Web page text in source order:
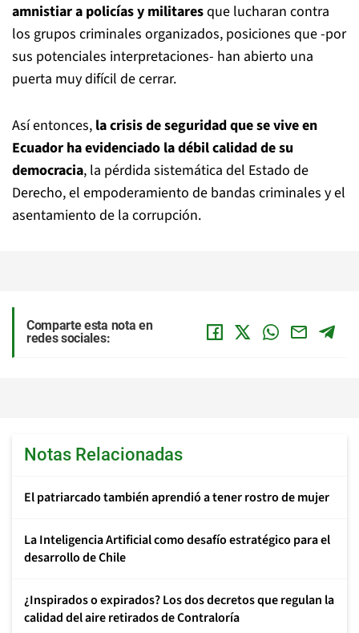
amnistiar a policías y militaresque lucharan contra
los grupos criminales organizados, posiciones que -por
sus potenciales interpretaciones- han abierto una
puerta muy difícil de cerrar.
Así entonces, la crisis de seguridad que se vive en
Ecuador ha evidenciado la débil calidad de su
democracia, la pérdida sistemática del Estado de
Derecho, el empoderamiento de bandas criminales y el
asentamiento de la corrupción.
Comparte esta nota en
redes sociales:
Notas Relacionadas
El patriarcado también aprendió a tener rostro de mujer
La Inteligencia Artificial como desafío estratégico para el
desarrollo de Chile
¿Inspirados o expirados? Los dos decretos que regulan la
calidad del aire retirados de Contraloría